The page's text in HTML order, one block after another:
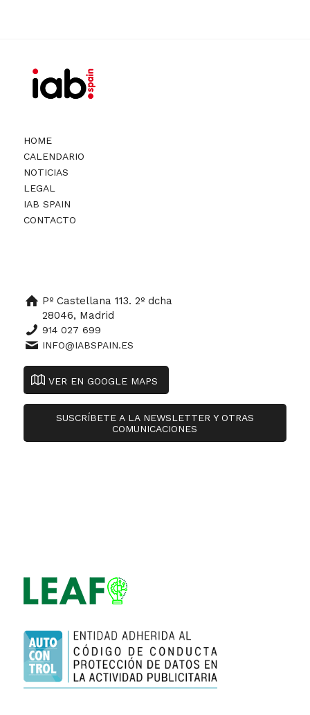
HOME
CALENDARIO
NOTICIAS
LEGAL
IAB SPAIN
CONTACTO
Pº Castellana 113. 2º dcha
28046, Madrid
914 027 699
INFO@IABSPAIN.ES
VER EN GOOGLE MAPS
SUSCRÍBETE A LA NEWSLETTER Y OTRAS
COMUNICACIONES